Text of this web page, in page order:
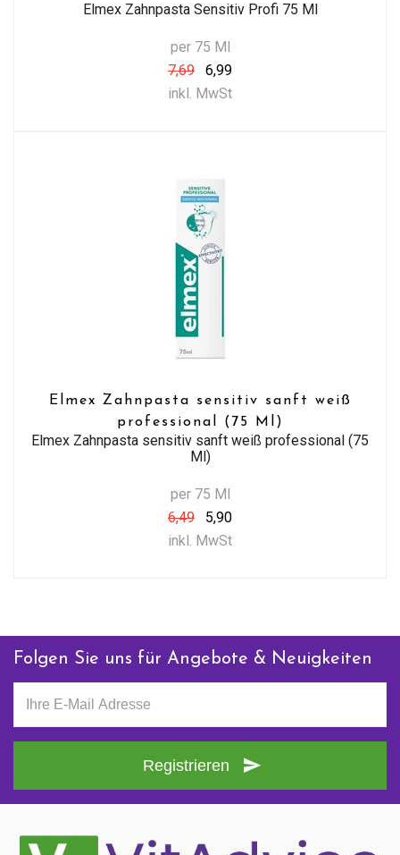
Elmex Zahnpasta Sensitiv Profi 75 Ml
per 75 Ml
7,69
6,99
inkl. MwSt
Elmex Zahnpasta sensitiv sanft weiß
professional (75 Ml)
Elmex Zahnpasta sensitiv sanft weiß professional (75
Ml)
per 75 Ml
6,49
5,90
inkl. MwSt
Folgen Sie uns für Angebote & Neuigkeiten
Registrieren